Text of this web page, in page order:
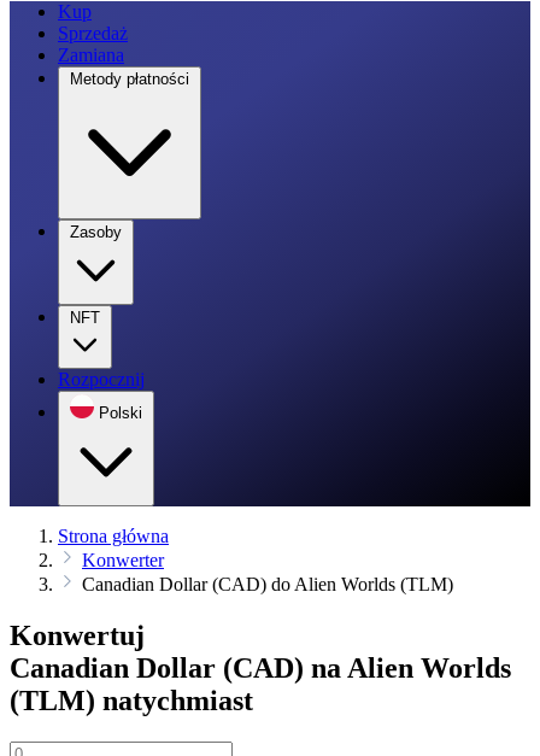
Kup
Sprzedaż
Zamiana
Metody płatności
Zasoby
NFT
Rozpocznij
Polski
Strona główna
Konwerter
Canadian Dollar (CAD) do Alien Worlds (TLM)
Konwertuj
Canadian Dollar (CAD) na Alien Worlds
(TLM) natychmiast